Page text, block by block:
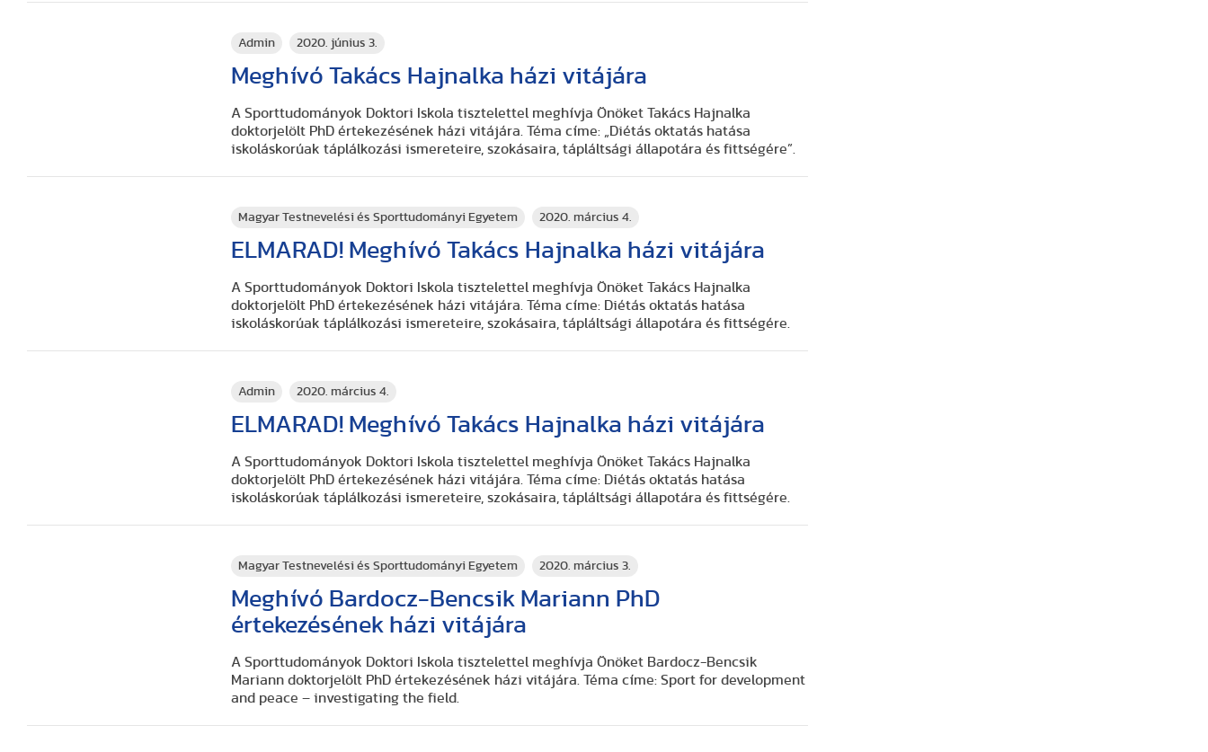
Admin 2020. június 3.
Meghívó Takács Hajnalka házi vitájára
A Sporttudományok Doktori Iskola tisztelettel meghívja Önöket Takács Hajnalka
doktorjelölt PhD értekezésének házi vitájára. Téma címe: „Diétás oktatás hatása
iskoláskorúak táplálkozási ismereteire, szokásaira, tápláltsági állapotára és fittségére”.
Magyar Testnevelési és Sporttudományi Egyetem 2020. március 4.
ELMARAD! Meghívó Takács Hajnalka házi vitájára
A Sporttudományok Doktori Iskola tisztelettel meghívja Önöket Takács Hajnalka
doktorjelölt PhD értekezésének házi vitájára. Téma címe: Diétás oktatás hatása
iskoláskorúak táplálkozási ismereteire, szokásaira, tápláltsági állapotára és fittségére.
Admin 2020. március 4.
ELMARAD! Meghívó Takács Hajnalka házi vitájára
A Sporttudományok Doktori Iskola tisztelettel meghívja Önöket Takács Hajnalka
doktorjelölt PhD értekezésének házi vitájára. Téma címe: Diétás oktatás hatása
iskoláskorúak táplálkozási ismereteire, szokásaira, tápláltsági állapotára és fittségére.
Magyar Testnevelési és Sporttudományi Egyetem 2020. március 3.
Meghívó Bardocz-Bencsik Mariann PhD
értekezésének házi vitájára
A Sporttudományok Doktori Iskola tisztelettel meghívja Önöket Bardocz-Bencsik
Mariann doktorjelölt PhD értekezésének házi vitájára. Téma címe: Sport for development
and peace – investigating the field.